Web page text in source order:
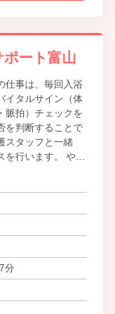
ート富山
仕事は、毎回入浴
イタルサイン（体
脈拍）チェックを
を判断することで
スタッフと一緒
行います。 やり
、お客様が期待す
感じます。自分
き、同じ志を持っ
ていきたいと考
分